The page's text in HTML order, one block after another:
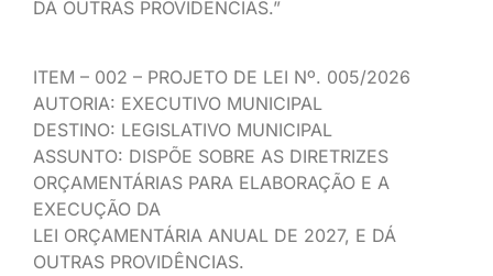
DÁ OUTRAS PROVIDÊNCIAS.”
ITEM – 002 – PROJETO DE LEI Nº. 005/2026
AUTORIA: EXECUTIVO MUNICIPAL
DESTINO: LEGISLATIVO MUNICIPAL
ASSUNTO: DISPÕE SOBRE AS DIRETRIZES
ORÇAMENTÁRIAS PARA ELABORAÇÃO E A
EXECUÇÃO DA
LEI ORÇAMENTÁRIA ANUAL DE 2027, E DÁ
OUTRAS PROVIDÊNCIAS.